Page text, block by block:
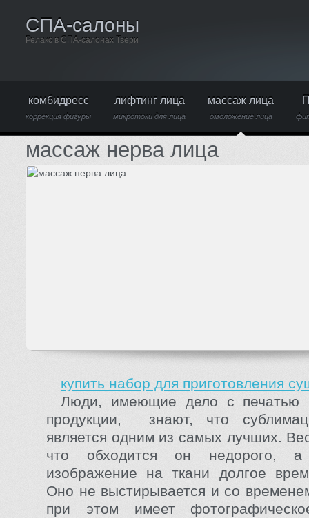
СПА-салоны
Релакс в СПА-салонах Твери
комбидресс
коррекция фигуры
лифтинг лица
микротоки для лица
массаж лица
омоложение лица
массаж нерва лица
купить набор для приготовления
Люди, имеющие дело с печатью
продукции, знают, что
является одним из самых лучших.
что обходится он недорого, а
изображение на ткани долгое
Оно не выстирывается и со
при этом имеет